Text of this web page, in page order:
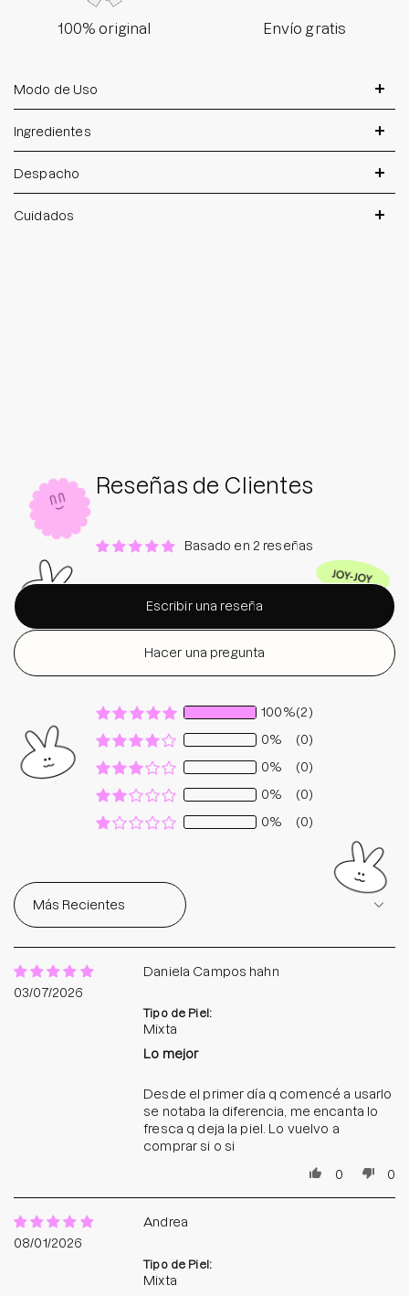
100% original Envío gratis
Modo de Uso
Ingredientes
Despacho
Cuidados
Reseñas de Clientes
Basado en 2 reseñas
Escribir una reseña
Hacer una pregunta
100%(2)
0%
(0)
0%
(0)
0%
(0)
0%
(0)
Sort by
03/07/2026
Daniela Campos hahn
Tipo de Piel:
Mixta
Lo mejor
Desde el primer día q comencé a usarlo
se notaba la diferencia, me encanta lo
fresca q deja la piel. Lo vuelvo a
comprar si o si
0
0
08/01/2026
Andrea
Tipo de Piel:
Mixta